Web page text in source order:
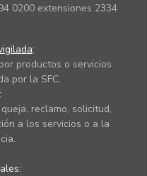
0200 extensiones 2334
:
productos o servicios
por la SFC.
:
reclamo, solicitud,
a los servicios o a la